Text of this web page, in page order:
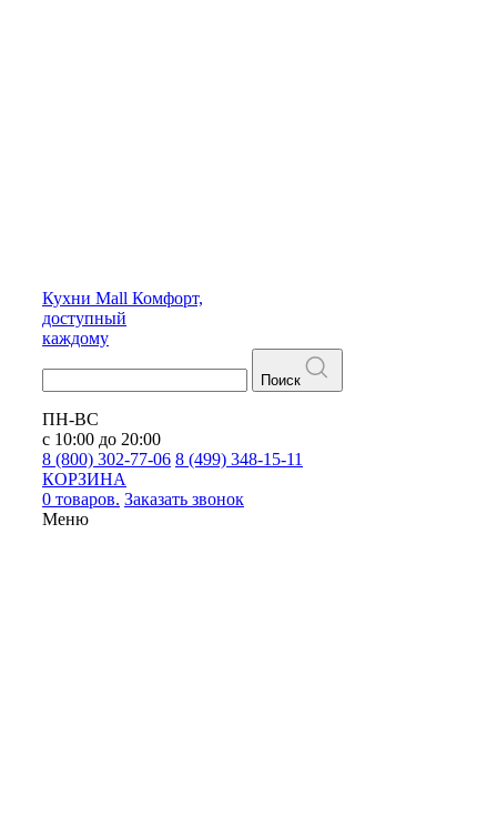
Кухни Mall Комфорт,
доступный
каждому
Поиск
ПН-ВС
с 10:00 до 20:00
8 (800) 302-77-06 8 (499) 348-15-11
КОРЗИНА
0 товаров. Заказать звонок
Меню